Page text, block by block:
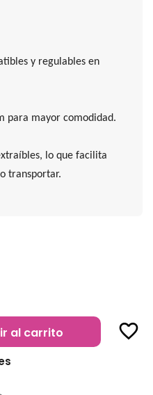
y regulables en
para mayor comodidad.
lo que facilita
transportar.
al carrito favorite_border